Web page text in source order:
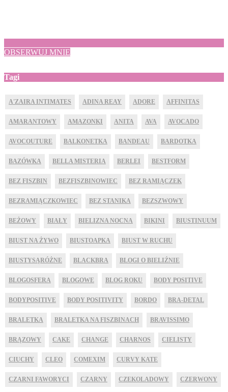
OBSERWUJ MNIE
Tagi
A'ZAIRA INTIMATES ADINA REAY ADORE AFFINITAS
AMARANTOWY AMAZONKI ANITA AVA AVOCADO
AVOCOUTURE BALKONETKA BANDEAU BARDOTKA
BAZÓWKA BELLA MISTERIA BERLEI BESTFORM
BEZ FISZBIN BEZFISZBINOWIEC BEZ RAMIĄCZEK
BEZRAMIĄCZKOWIEC BEZ STANIKA BEZSZWOWY
BEŻOWY BIAŁY BIELIZNA NOCNA BIKINI BIUSTINUUM
BIUST NA ŻYWO BIUSTOAPKA BIUST W RUCHU
BIUSTYSĄRÓŻNE BLACKBRA BLOGI O BIELIŹNIE
BLOGOSFERA BLOGOWE BLOG ROKU BODY POSITIVE
BODYPOSITIVE BODY POSITIVITY BORDO BRA-DETAL
BRALETKA BRALETKA NA FISZBINACH BRAVISSIMO
BRĄZOWY CAKE CHANGE CHARNOS CIELISTY
CIUCHY CLEO COMEXIM CURVY KATE
CZARNI FAWORYCI CZARNY CZEKOLADOWY CZERWONY